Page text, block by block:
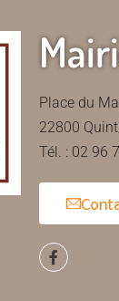
Place du
22800
Tél. : 02 96